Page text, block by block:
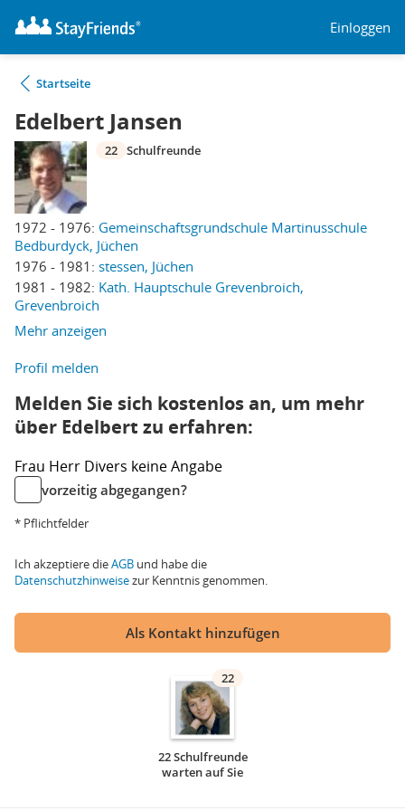
Einloggen
Startseite
Edelbert Jansen
1972 - 1976: Gemeinschaftsgrundschule Martinusschule
Bedburdyck, Jüchen
1976 - 1981: stessen, Jüchen
1981 - 1982: Kath. Hauptschule Grevenbroich,
Grevenbroich
Mehr anzeigen
22 Schulfreunde
Profil melden
Melden Sie sich kostenlos an, um mehr
über Edelbert zu erfahren:
Frau Herr Divers keine Angabe
vorzeitig abgegangen?
* Pflichtfelder
Ich akzeptiere dieAGB und habe die
Datenschutzhinweisezur Kenntnis genommen.
Als Kontakt hinzufügen
22
22 Schulfreunde
warten auf Sie